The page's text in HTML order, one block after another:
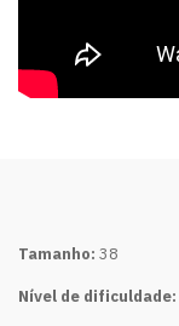
Tamanho: 38
Nível de dificuldade: